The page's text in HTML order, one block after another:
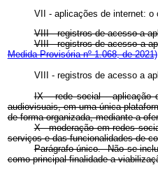
VII - aplicações de internet: o
VIII - registros de acesso a
VIII - registros de acesso a
Medida Provisória nº 1.068, de 2021)
VIII - registros de acesso a
IX - rede social - aplicação
audiovisuais, em uma única
de forma organizada, mediante a
X - moderação em redes
serviços e das funcionalidades
Parágrafo único. Não se
como principal finalidade a